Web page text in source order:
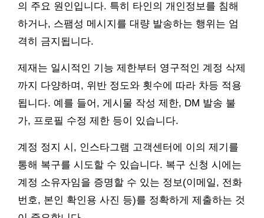
의 주요 원인입니다. 특히 타인의 개인정보를 침해
하거나, 스팸성 메시지를 대량 발송하는 행위는 엄
격히 금지됩니다.
제재는 일시적인 기능 제한부터 영구적인 계정 삭제
까지 다양하며, 위반 정도와 횟수에 따라 차등 적용
됩니다. 예를 들어, 게시물 작성 제한, DM 발송 불
가, 프로필 수정 제한 등이 있습니다.
계정 정지 시, 인스타그램 고객센터에 이의 제기를
통해 복구를 시도할 수 있습니다. 복구 신청 시에는
계정 소유자임을 증명할 수 있는 정보(이메일, 전화
번호, 본인 확인용 사진 등)를 정확하게 제출하는 것